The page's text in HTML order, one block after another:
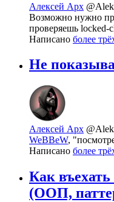
Алексей Арх
Возможно нужно
проверяешь locked-
Написано более
Не
Алексей Арх
WeBBeW,
Написано более
Как
(ООП,